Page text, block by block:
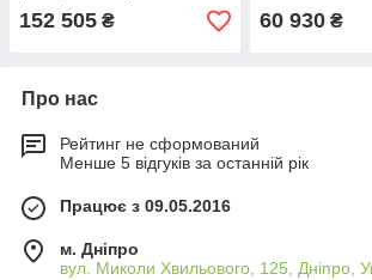
152 505 ₴
tie) wifi +
energy
60 930₴
Про нас
Рейтинг не сформований
Менше 5 відгуків за останній рік
Працює з 09.05.2016
м. Дніпро
вул. Миколи Хвильового, 125, Дніпро,